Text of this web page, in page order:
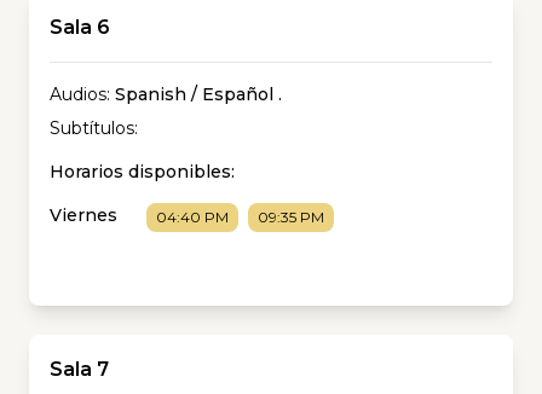
Sala 6
Audios: Spanish / Español .
Subtítulos:
Horarios disponibles:
Viernes
04:40 PM 09:35 PM
Sala 7